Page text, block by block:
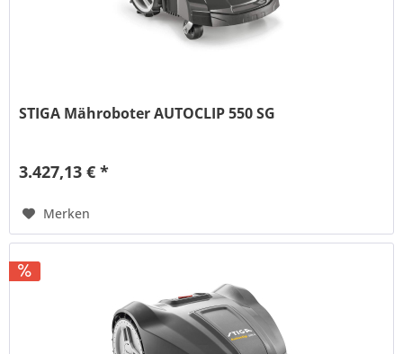
STIGA Mähroboter AUTOCLIP 550 SG
3.427,13 € *
Merken